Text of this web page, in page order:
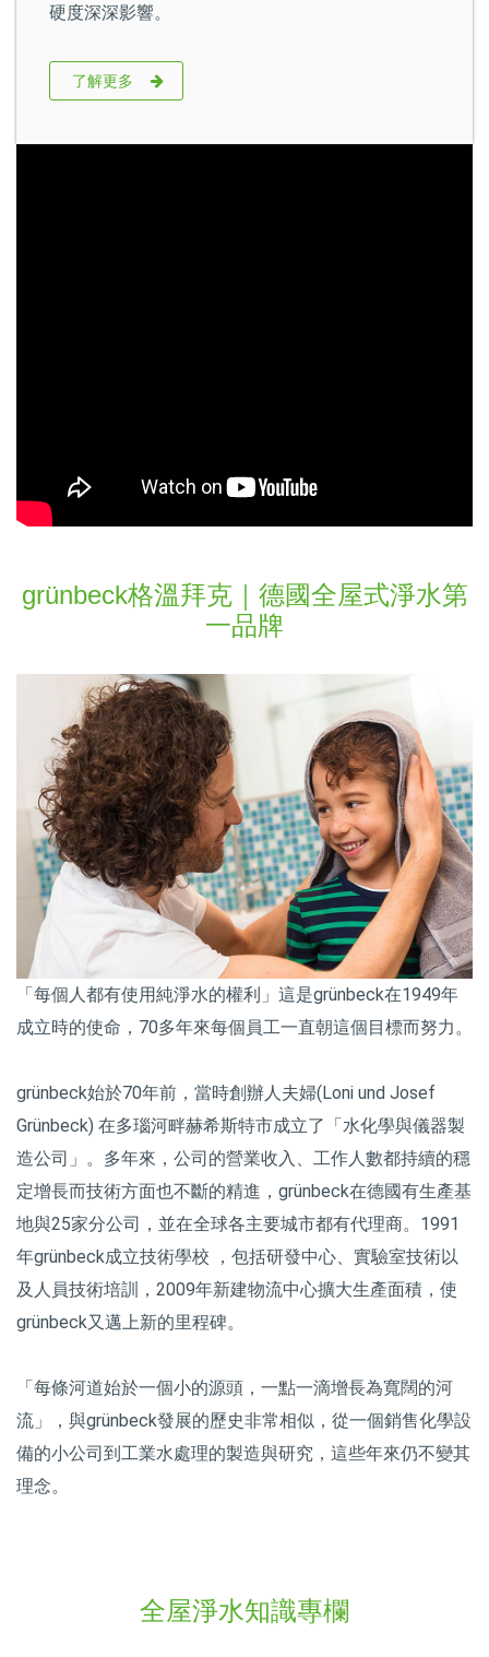
硬度深深影響。
了解更多
grünbeck格溫拜克｜德國全屋式淨水第
一品牌
「每個人都有使用純淨水的權利」這是grünbeck在1949年
成立時的使命，70多年來每個員工一直朝這個目標而努力。
grünbeck始於70年前，當時創辦人夫婦(Loni und Josef
Grünbeck) 在多瑙河畔赫希斯特市成立了「水化學與儀器製
造公司」。多年來，公司的營業收入、工作人數都持續的穩
定增長而技術方面也不斷的精進，grünbeck在德國有生產基
地與25家分公司，並在全球各主要城市都有代理商。1991
年grünbeck成立技術學校 ，包括研發中心、實驗室技術以
及人員技術培訓，2009年新建物流中心擴大生產面積，使
grünbeck又邁上新的里程碑。
「每條河道始於一個小的源頭，一點一滴增長為寬闊的河
流」，與grünbeck發展的歷史非常相似，從一個銷售化學設
備的小公司到工業水處理的製造與研究，這些年來仍不變其
理念。
全屋淨水知識專欄